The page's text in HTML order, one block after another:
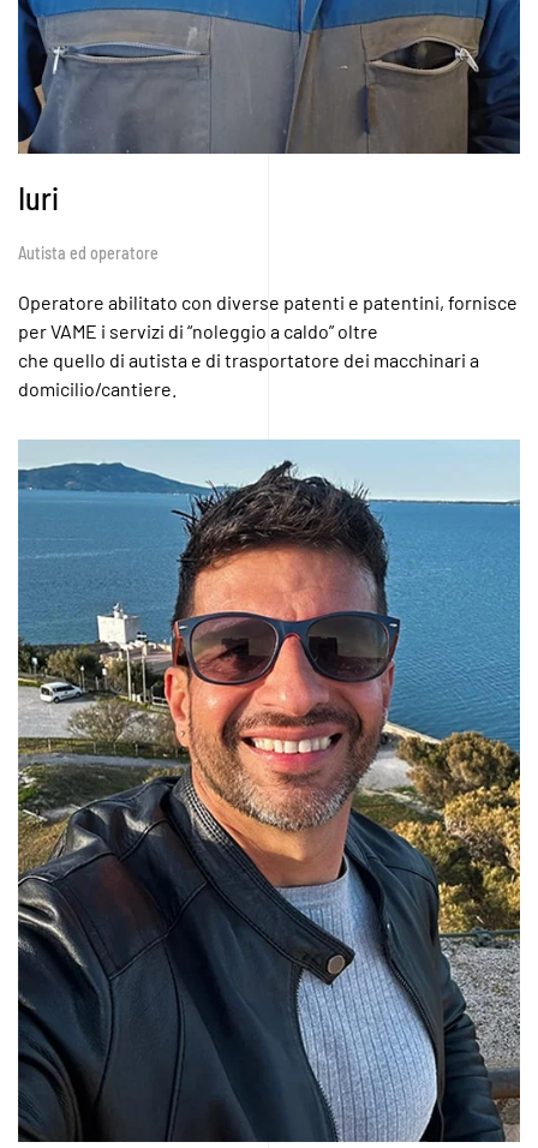
Iuri
Autista ed operatore
Operatore abilitato con diverse patenti e patentini, fornisce
per VAME i servizi di “noleggio a caldo” oltre
che quello di autista e di trasportatore dei macchinari a
domicilio/cantiere.